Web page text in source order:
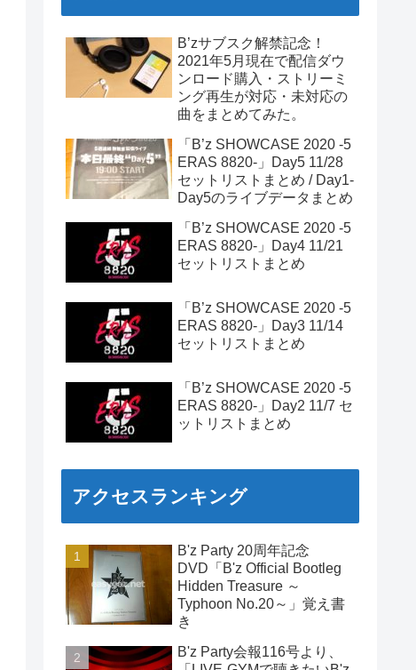
B’zサブスク解禁記念！
2021年5月現在で配信ダウ
ンロード購入・ストリーミ
ング再生が対応・未対応の
曲をまとめてみた。
「B’z SHOWCASE 2020 -5
ERAS 8820-」Day5 11/28
セットリストまとめ / Day1-
Day5のライブデータまとめ
「B’z SHOWCASE 2020 -5
ERAS 8820-」Day4 11/21
セットリストまとめ
「B’z SHOWCASE 2020 -5
ERAS 8820-」Day3 11/14
セットリストまとめ
「B’z SHOWCASE 2020 -5
ERAS 8820-」Day2 11/7 セ
ットリストまとめ
アクセスランキング
B'z Party 20周年記念
DVD「B'z Official Bootleg
Hidden Treasure ～
Typhoon No.20～」覚え書
き
B'z Party会報116号より、